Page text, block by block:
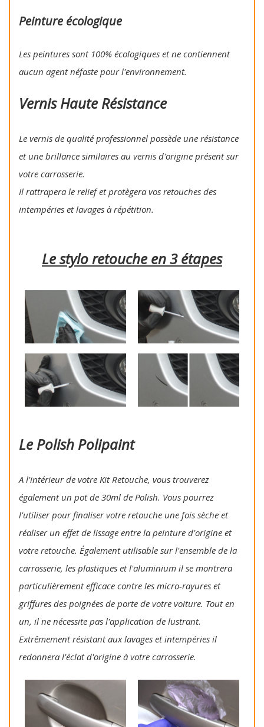
Peinture écologique
Les peintures sont 100% écologiques et ne contiennent
aucun agent néfaste pour l'environnement.
Vernis Haute Résistance
Le vernis de qualité professionnel possède une résistance
et une brillance similaires au vernis d'origine présent sur
votre carrosserie.
Il rattrapera le relief et protègera vos retouches des
intempéries et lavages à répétition.
Le stylo retouche en 3 étapes
Le Polish Polipaint
A l'intérieur de votre Kit Retouche, vous trouverez
également un pot de 30ml de Polish. Vous pourrez
l'utiliser pour finaliser votre retouche une fois sèche et
réaliser un effet de lissage entre la peinture d'origine et
votre retouche. Également utilisable sur l'ensemble de la
carrosserie, les plastiques et l'aluminium il se montrera
particulièrement efficace contre les micro-rayures et
griffures des poignées de porte de votre voiture. Tout en
un, il ne nécessite pas l'application de lustrant.
Extrêmement résistant aux lavages et intempéries il
redonnera l'éclat d'origine à votre carrosserie.